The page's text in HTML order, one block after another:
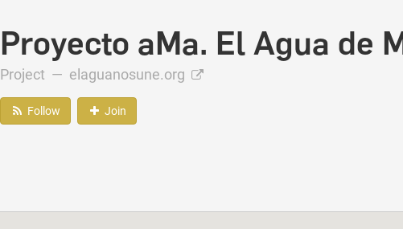
Proyecto aMa. El Agua de
Project — elaguanosune.org
Follow Join